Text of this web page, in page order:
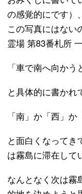
の感覚的にです）
この写真にはない
霊場 第83番札所
「車で南へ向かう
と具体的に書かれ
「南」か「西」
と面白くなってき
は霧島に滞在して
なんとなく次は霧